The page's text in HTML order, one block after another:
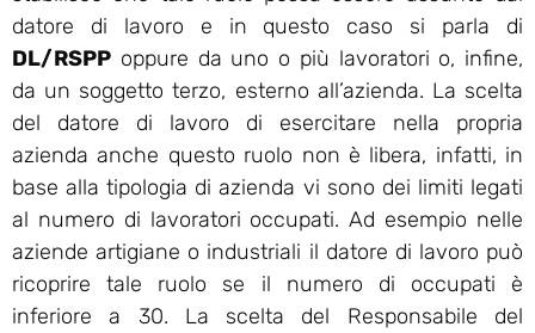
datore di lavoro e in questo caso si parla di
DL/RSPP oppure da uno o più lavoratori o, infine,
da un soggetto terzo, esterno all’azienda. La scelta
del datore di lavoro di esercitare nella propria
azienda anche questo ruolo non è libera, infatti, in
base alla tipologia di azienda vi sono dei limiti legati
al numero di lavoratori occupati. Ad esempio nelle
aziende artigiane o industriali il datore di lavoro può
ricoprire tale ruolo se il numero di occupati è
inferiore a 30. La scelta del Responsabile del